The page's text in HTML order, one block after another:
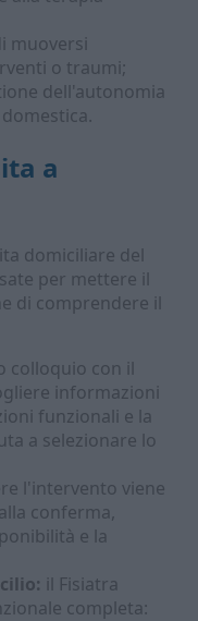
muoversi
o traumi;
dell'autonomia
a
domiciliare del
per mettere il
di comprendere il
colloquio con il
informazioni
funzionali e la
a selezionare lo
l'intervento viene
conferma,
e la
il Fisiatra
completa: